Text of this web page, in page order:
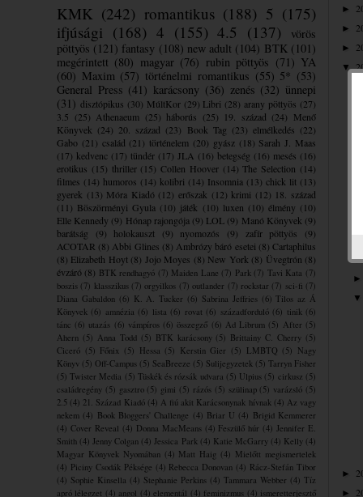
KMK (242) romantikus (188) 5 (175)
ifjúsági (168) 4 (155) 4.5 (137)
vörös
pöttyös (121) fantasy (108) new adult (104) BTK (101)
megérintett (80) magyar (76) rubin pöttyös (71) YA
(60) Maxim (57) történelmi romantikus (55) 5* (53)
General Press (41) karácsony (36) zenés (32) ünnepi
(31) disztópikus (30) MúltKor (29) Libri (28) arany pöttyös (27)
3.5 (25) Athenaeum (25) háborús (25) 19. század (24) Menő
Könyvek (24) 20. század (23) Book Tag (23) elmélkedés (22)
Gabo (21) család (21) történelem (20) gyász (18) Sarah J. Maas
(17) kedvenc (17) tündér (17) JLA (16) betegség (16) mesés (16)
erotikus (15) thriller (15) Collen Hoover (14) The Selection (14)
filmes (14) humoros (14) kolibri (14) Insomnia (13) chick lit (13)
gyerek (13) Móra Kiadó (12) erőszak (12) krimi (12) 18. század
(11) Böszörményi Gyula (10) játék (10) luxen (10) élmény (10)
Elle Kennedy (9) Hónap rajongója (9) LOL (9) Manó Könyvek (9)
barátság
(9) holokauszt (9) nyomozós (9) zafír pöttyös
(9)
ACOTAR (8) Abbi Glines (8) Ambrózy báró esetei (8) Cartaphilus
(8) Elizabeth Hoyt (8) Jojo Moyes (8) New York (8) Üvegtrón (8)
évzáró (8) BTK rendhagyó (7) Maiden Lane (7) Park (7) Tavi Kata (7)
boszis (7) klasszikus (7) orgyilkos (7) outlander (7) rockstar (7) sci-fi (7)
Diana Gabaldon (6) K. A. Tucker (6) Sabrina Jeffries (6) Tilos az Á
Könyvek (6) amnézia (6) lista (6) rovat (6) századforduló (6) tinik (6)
tánc (6) utazás (6) vámpíros (6) összegző (6) Ad Librum (5) After (5)
Ahern (5) Anna Todd (5) BTK karácsony (5) Brittainy C. Cherry (5)
Ciceró (5) Főnix (5) Hessa (5) Kerstin Gier (5) LMBTQ (5) Nagy
Könyv (5) Off-Campus (5) SeaBreeze (5) Sulijegyzetek (5) Tarryn Fisher
(5) Twister Media (5) Tüskék és rózsák udvara (5) Ulpius (5) cirkusz (5)
családregény (5) gasztro (5) gimi (5) rázós (5) szülinap (5) varázsló (5)
2.5 (4) 21. Század Kiadó (4) A fiú akit Karácsonynak hívnak (4) Az vagy
nekem (4) Book Bloggers' Challenge (4) Briar U (4) Brigid Kemmerer
(4) Cover Reveal (4) Donna MacMeans (4) Feszülő húr (4) Jennifer E.
Smith (4) Jenny Colgan (4) Jessica Park (4) Katie McGarry (4) Kelly (4)
Magyar Könyvek Nyomában (4) Matt Haig (4) Mielőtt megismertelek
(4) Piciny Csodák Péksége (4) Rebecca Donovan (4) Rácz-Stefán Tibor
(4) Sophie Kinsella (4) Stephanie Perkins (4) Tammara Webber (4) Tíz
apró lélegzet (4) angol (4) elementál (4) feminizmus (4) ismeretterjesztő
►
►
►
▼
►
►